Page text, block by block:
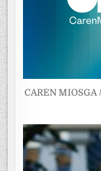
CAREN MIOSGA